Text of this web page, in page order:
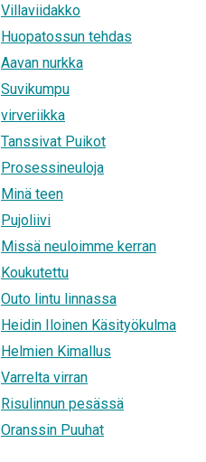
Villaviidakko
Huopatossun tehdas
Aavan nurkka
Suvikumpu
virveriikka
Tanssivat Puikot
Prosessineuloja
Minä teen
Pujoliivi
Missä neuloimme kerran
Koukutettu
Outo lintu linnassa
Heidin Iloinen Käsityökulma
Helmien Kimallus
Varrelta virran
Risulinnun pesässä
Oranssin Puuhat